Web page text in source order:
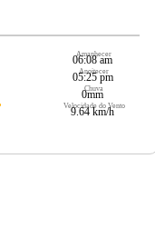
Amanhecer
06:08 am
Anoitecer
05:25 pm
Chuva
0mm
Velocidade do Vento
9.64 km/h